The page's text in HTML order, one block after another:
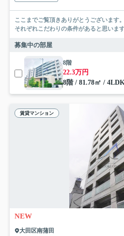
ここまでご覧頂きありがとうございます。 お部屋探しの際には、皆さま
それぞれこだわりの条件があると思いま
募集中の部屋
8階
22.3万円
8階 / 81.78㎡ /
賃貸マンション
NEW
大田区南蒲田